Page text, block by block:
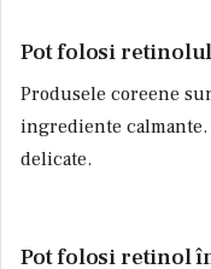
Pot folosi
Produsele coreene
ingrediente
delicate.
Pot folosi retinol